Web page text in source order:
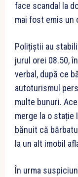
face scandal la
mai fost emis un
Polițiștii au
jurul orei 08.50,
verbal, după ce
autoturismul
multe bunuri.
merge la o stație
bănuit că
la un alt imobil
În urma